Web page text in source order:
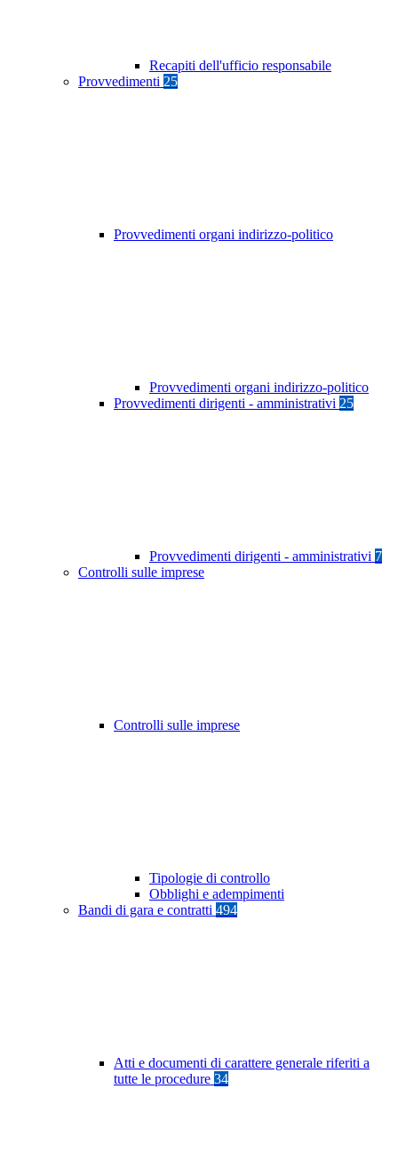
Recapiti dell'ufficio responsabile
Provvedimenti 25
Provvedimenti organi indirizzo-politico
Provvedimenti organi indirizzo-politico
Provvedimenti dirigenti - amministrativi 25
Provvedimenti dirigenti - amministrativi 7
Controlli sulle imprese
Controlli sulle imprese
Tipologie di controllo
Obblighi e adempimenti
Bandi di gara e contratti 494
Atti e documenti di carattere generale riferiti a
tutte le procedure 34